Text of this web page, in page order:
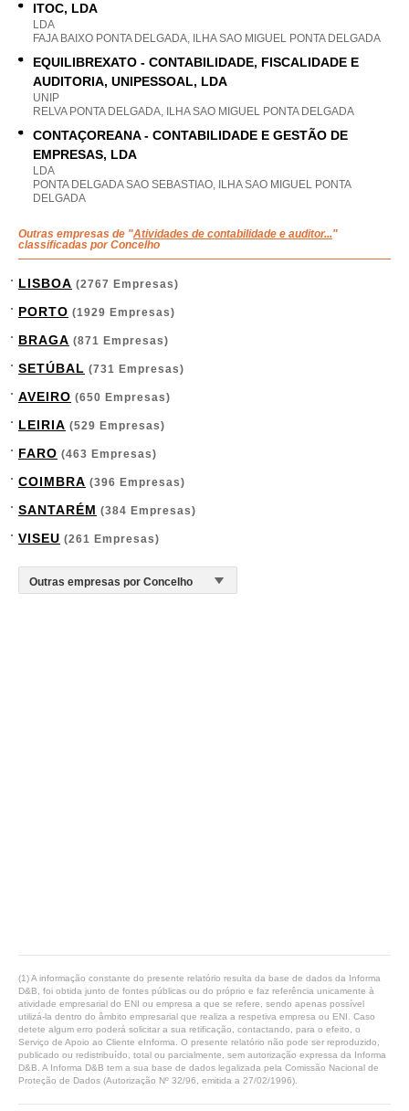
ITOC, LDA
LDA
FAJA BAIXO PONTA DELGADA, ILHA SAO MIGUEL PONTA DELGADA
EQUILIBREXATO - CONTABILIDADE, FISCALIDADE E
AUDITORIA, UNIPESSOAL, LDA
UNIP
RELVA PONTA DELGADA, ILHA SAO MIGUEL PONTA DELGADA
CONTAÇOREANA - CONTABILIDADE E GESTÃO DE
EMPRESAS, LDA
LDA
PONTA DELGADA SAO SEBASTIAO, ILHA SAO MIGUEL PONTA
DELGADA
Outras empresas de "Atividades de contabilidade e auditor..."
classificadas por Concelho
LISBOA (2767 Empresas)
PORTO (1929 Empresas)
BRAGA (871 Empresas)
SETÚBAL (731 Empresas)
AVEIRO (650 Empresas)
LEIRIA (529 Empresas)
FARO (463 Empresas)
COIMBRA (396 Empresas)
SANTARÉM (384 Empresas)
VISEU (261 Empresas)
(1) A informação constante do presente relatório resulta da base de dados da Informa
D&B, foi obtida junto de fontes públicas ou do próprio e faz referência unicamente à
atividade empresarial do ENI ou empresa a que se refere, sendo apenas possível
utilizá-la dentro do âmbito empresarial que realiza a respetiva empresa ou ENI. Caso
detete algum erro poderá solicitar a sua retificação, contactando, para o efeito, o
Serviço de Apoio ao Cliente eInforma. O presente relatório não pode ser reproduzido,
publicado ou redistribuído, total ou parcialmente, sem autorização expressa da Informa
D&B. A Informa D&B tem a sua base de dados legalizada pela Comissão Nacional de
Proteção de Dados (Autorização Nº 32/96, emitida a 27/02/1996).